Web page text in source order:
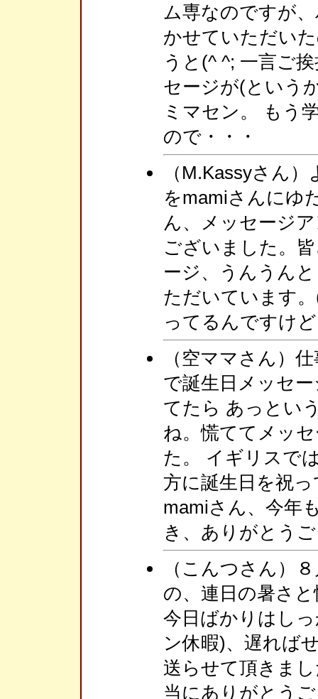
ム専なのですが
かせていただい
うと(^ ^; 一言ご
セージが(という
ミマセン。 もう
ので・・・
（M.Kassyさん
をmamiさんにゆ
ん、メッセージ
ございました。
ージ、うんうん
ただいています
ってるんですけ
（空ママさん）
で誕生日メッセ
てたら あっとい
ね。慌ててメッ
た。 イギリスで
方に誕生日を祝
mamiさん、今年
き、ありがとう
（こんつさん）
の、連日の暑さ
今日ばかりはし
ン休暇)、遅れば
送らせて頂きま
当にありがとう